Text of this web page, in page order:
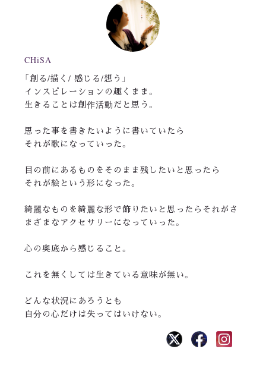
CHiSA
「創る/描く/ 感じる/想う」
インスピレーションの趣くまま。
生きることは創作活動だと思う。
思った事を書きたいように書いていたら
それが歌になっていった。
目の前にあるものをそのまま残したいと思ったら
それが絵という形になった。
綺麗なものを綺麗な形で飾りたいと思ったらそれがさ
まざまなアクセサリーになっていった。
心の奥底から感じること。
これを無くしては生きている意味が無い。
どんな状況にあろうとも
自分の心だけは失ってはいけない。